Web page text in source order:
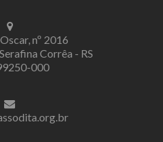
nº 2016
Corrêa - RS
000